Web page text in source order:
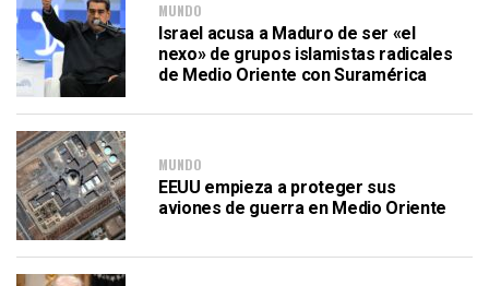
MUNDO
Israel acusa a Maduro de ser «el
nexo» de grupos islamistas radicales
de Medio Oriente con Suramérica
MUNDO
EEUU empieza a proteger sus
aviones de guerra en Medio Oriente